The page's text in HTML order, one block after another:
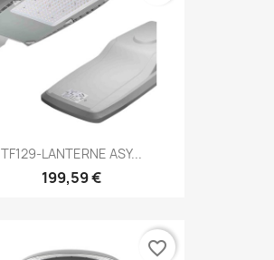
TF129-LANTERNE ASY...
199,59 €
favorite_border